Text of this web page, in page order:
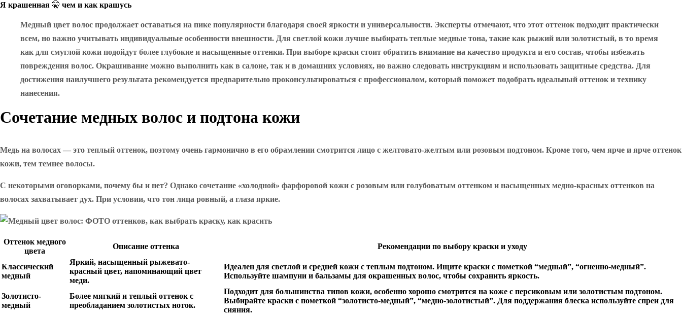
Я крашенная 🤫 чем и как крашусь
Медный цвет волос продолжает оставаться на пике популярности благодаря своей яркости и универсальности. Эксперты отмечают, что этот оттенок подходит практически
всем, но важно учитывать индивидуальные особенности внешности. Для светлой кожи лучше выбирать теплые медные тона, такие как рыжий или золотистый, в то время
как для смуглой кожи подойдут более глубокие и насыщенные оттенки. При выборе краски стоит обратить внимание на качество продукта и его состав, чтобы избежать
повреждения волос. Окрашивание можно выполнить как в салоне, так и в домашних условиях, но важно следовать инструкциям и использовать защитные средства. Для
достижения наилучшего результата рекомендуется предварительно проконсультироваться с профессионалом, который поможет подобрать идеальный оттенок и технику
нанесения.
Сочетание медных волос и подтона кожи
Медь на волосах — это теплый оттенок, поэтому очень гармонично в его обрамлении смотрится лицо с желтовато-желтым или розовым подтоном. Кроме того, чем ярче и ярче оттенок
кожи, тем темнее волосы.
С некоторыми оговорками, почему бы и нет? Однако сочетание «холодной» фарфоровой кожи с розовым или голубоватым оттенком и насыщенных медно-красных оттенков на
волосах захватывает дух. При условии, что тон лица ровный, а глаза яркие.
Оттенок медного
цвета
Описание оттенка Рекомендации по выбору краски и уходу
Классический
медный
Яркий, насыщенный рыжевато-
красный цвет, напоминающий цвет
меди.
Идеален для светлой и средней кожи с теплым подтоном. Ищите краски с пометкой “медный”, “огненно-медный”.
Используйте шампуни и бальзамы для окрашенных волос, чтобы сохранить яркость.
Золотисто-
медный
Более мягкий и теплый оттенок с
преобладанием золотистых ноток.
Подходит для большинства типов кожи, особенно хорошо смотрится на коже с персиковым или золотистым подтоном.
Выбирайте краски с пометкой “золотисто-медный”, “медно-золотистый”. Для поддержания блеска используйте спреи для
сияния.